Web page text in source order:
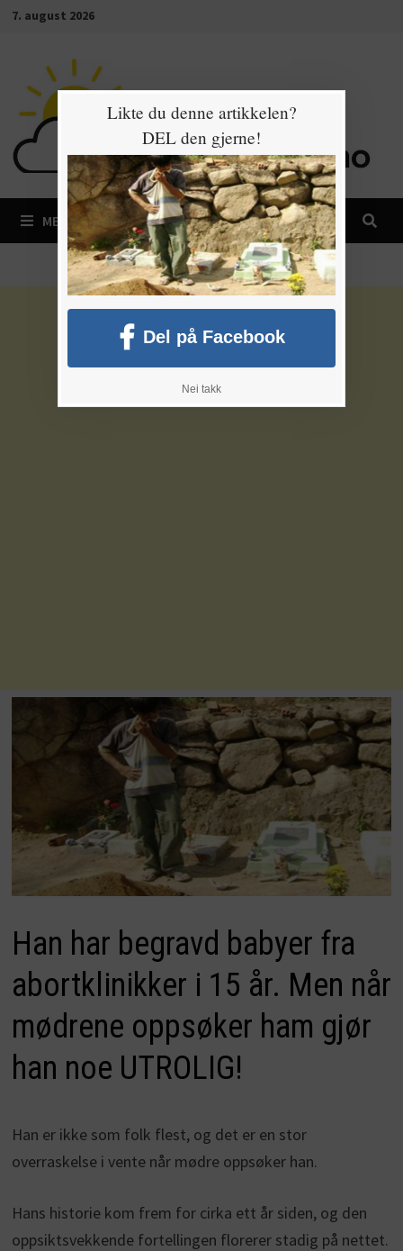
Gå7. august 2026
MENY
Han har begravd babyer fra
abortklinikker i 15 år. Men når
mødrene oppsøker ham gjør
han noe UTROLIG!
Han er ikke som folk flest, og det er en stor
overraskelse i vente når mødre oppsøker han.
Hans historie kom frem for cirka ett år siden, og den
oppsiktsvekkende fortellingen florerer stadig på nettet.
Likte du denne artikkelen?
DEL den gjerne!
Del på Facebook
Nei takk